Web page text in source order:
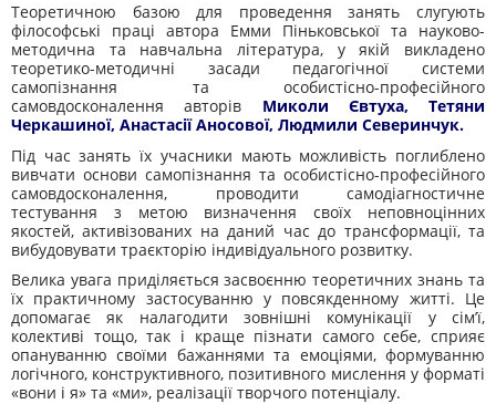
Теоретичною базою для проведення занять слугують
філософські праці автора Емми Піньковської та науково-
методична та навчальна література, у якій викладено
теоретико-методичні засади педагогічної системи
самопізнання та особистісно-професійного
самовдосконалення авторів Миколи Євтуха, Тетяни
Черкашиної, Анастасії Аносової, Людмили Северинчук.
Під час занять їх учасники мають можливість поглиблено
вивчати основи самопізнання та особистісно-професійного
самовдосконалення, проводити самодіагностичне
тестування з метою визначення своїх неповноцінних
якостей, активізованих на даний час до трансформації, та
вибудовувати траєкторію індивідуального розвитку.
Велика увага приділяється засвоєнню теоретичних знань та
їх практичному застосуванню у повсякденному житті. Це
допомагає як налагодити зовнішні комунікації у сім’ї,
колективі тощо, так і краще пізнати самого себе, сприяє
опануванню своїми бажаннями та емоціями, формуванню
логічного, конструктивного, позитивного мислення у форматі
«вони і я» та «ми», реалізації творчого потенціалу.